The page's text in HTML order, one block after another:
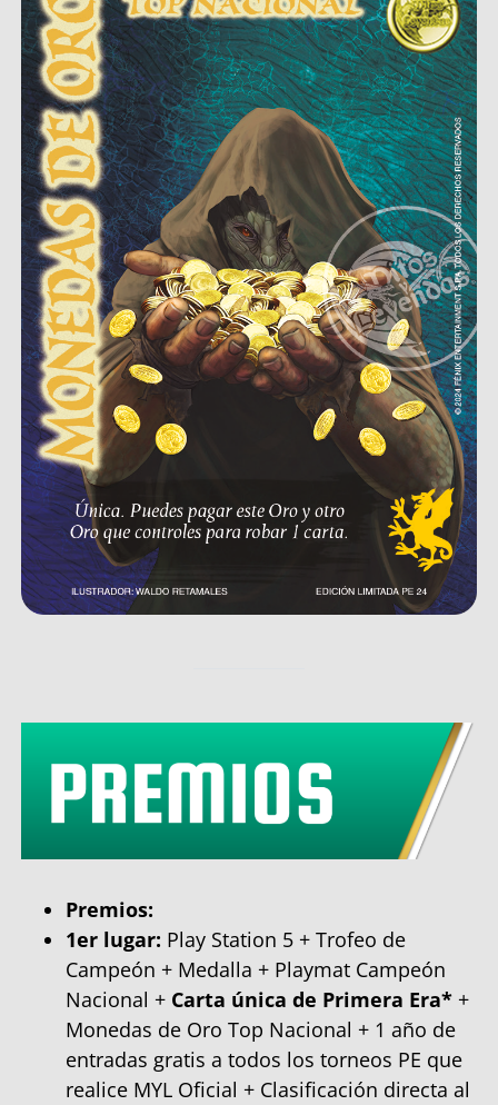
Premios:
1er lugar: Play Station 5 + Trofeo de
Campeón + Medalla + Playmat Campeón
Nacional + Carta única de Primera Era* +
Monedas de Oro Top Nacional + 1 año de
entradas gratis a todos los torneos PE que
realice MYL Oficial + Clasificación directa al